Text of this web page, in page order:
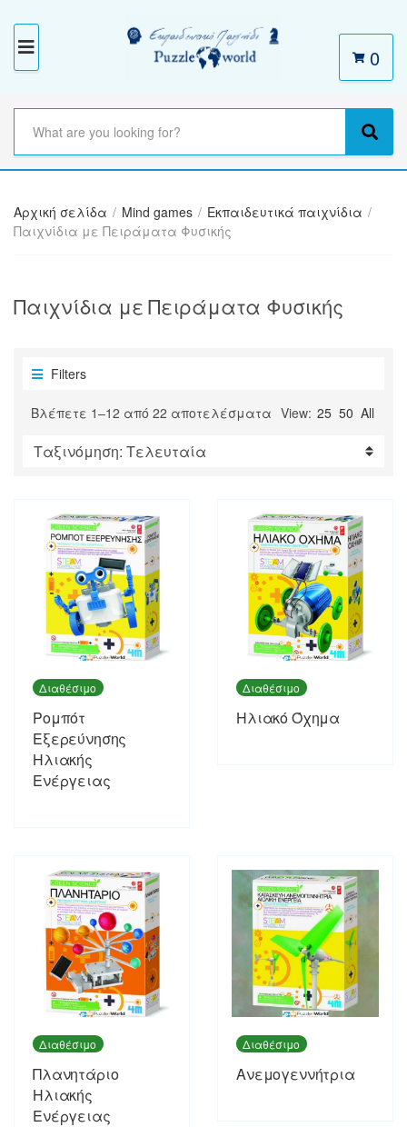
M
N
U
a
t
g
o
a
S
a
r
h
t
S
e
a
c
0
Αρχική σελίδα / Mind games / Εκπαιδευτικά παιχνίδια /
Παιχνίδια με Πειράματα Φυσικής
Παιχνίδια με Πειράματα Φυσικής
Filters
Βλέπετε 1–12 από 22 αποτελέσματα Sorted
View: 25 50 All
Διαθέσιμο
Ρομπότ
Εξερεύνησης
Ηλιακής
Ενέργειας
Διαθέσιμο
Ηλιακό Όχημα
Διαθέσιμο
Πλανητάριο
Ηλιακής
Ενέργειας
Διαθέσιμο
Ανεμογεννήτρια